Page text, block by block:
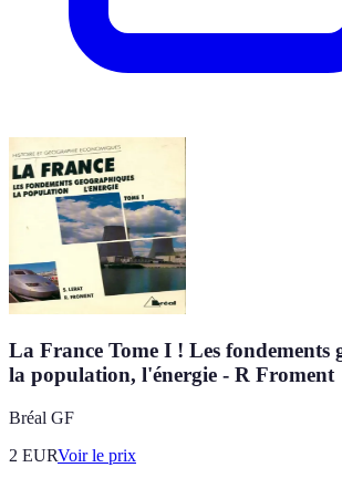
La France Tome I ! Les fondements
la population, l'énergie - R Froment
Bréal GF
2 EURVoir le prix